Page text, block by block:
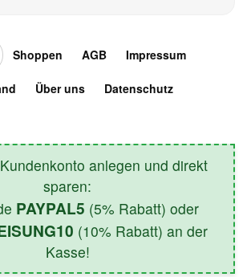
Shoppen AGB Impressum
Über uns Datenschutz
Kundenkonto anlegen und direkt
sparen:
PAYPAL5 (5% Rabatt) oder
(10% Rabatt) an der
Kasse!